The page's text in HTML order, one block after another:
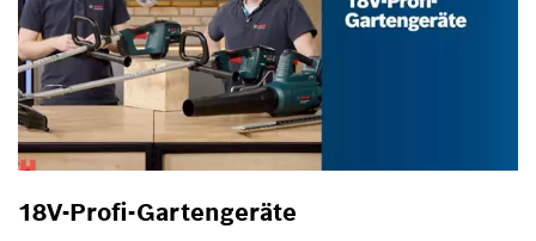
18V-Profi-Gartengeräte